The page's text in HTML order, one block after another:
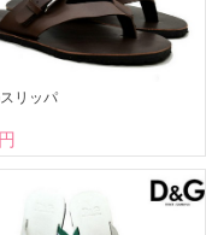
リッパ